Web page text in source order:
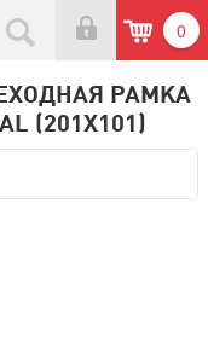
0
РАМКА
(201Х101)